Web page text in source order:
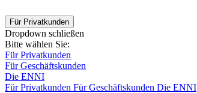
Für Privatkunden
Dropdown schließen
Bitte wählen Sie:
Für Privatkunden
Für Geschäftskunden
Die ENNI
Für Privatkunden Für Geschäftskunden Die ENNI